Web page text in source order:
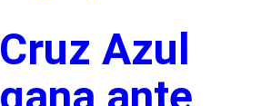
Cruz Azul